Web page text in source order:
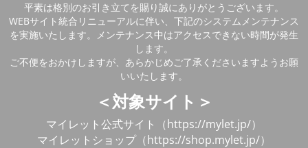
平素は格別のお引き立てを賜り誠にありがとうございます。
WEBサイト統合リニューアルに伴い、下記のシステムメンテナンス
を実施いたします。メンテナンス中はアクセスできない時間が発生
します。
ご不便をおかけしますが、あらかじめご了承くださいますようお願
いいたします。
＜対象サイト＞
マイレット公式サイト（https://mylet.jp/）
マイレットショップ（https://shop.mylet.jp/）